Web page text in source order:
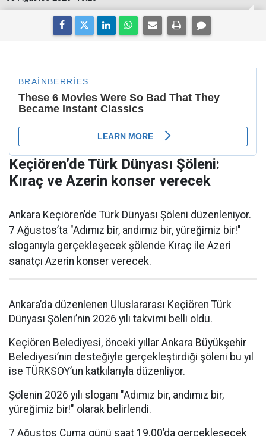
Keçiören’de Türk Dünyası Şöleni:
Kıraç ve Azerin konser verecek
Ankara Keçiören’de Türk Dünyası Şöleni düzenleniyor.
7 Ağustos’ta "Adımız bir, andımız bir, yüreğimiz bir!"
sloganıyla gerçekleşecek şölende Kıraç ile Azeri
sanatçı Azerin konser verecek.
Ankara’da düzenlenen Uluslararası Keçiören Türk
Dünyası Şöleni’nin 2026 yılı takvimi belli oldu.
Keçiören Belediyesi, önceki yıllar Ankara Büyükşehir
Belediyesi’nin desteğiyle gerçekleştirdiği şöleni bu yıl
ise TÜRKSOY’un katkılarıyla düzenliyor.
Şölenin 2026 yılı sloganı "Adımız bir, andımız bir,
yüreğimiz bir!" olarak belirlendi.
7 Ağustos Cuma günü saat 19.00’da gerçekleşecek